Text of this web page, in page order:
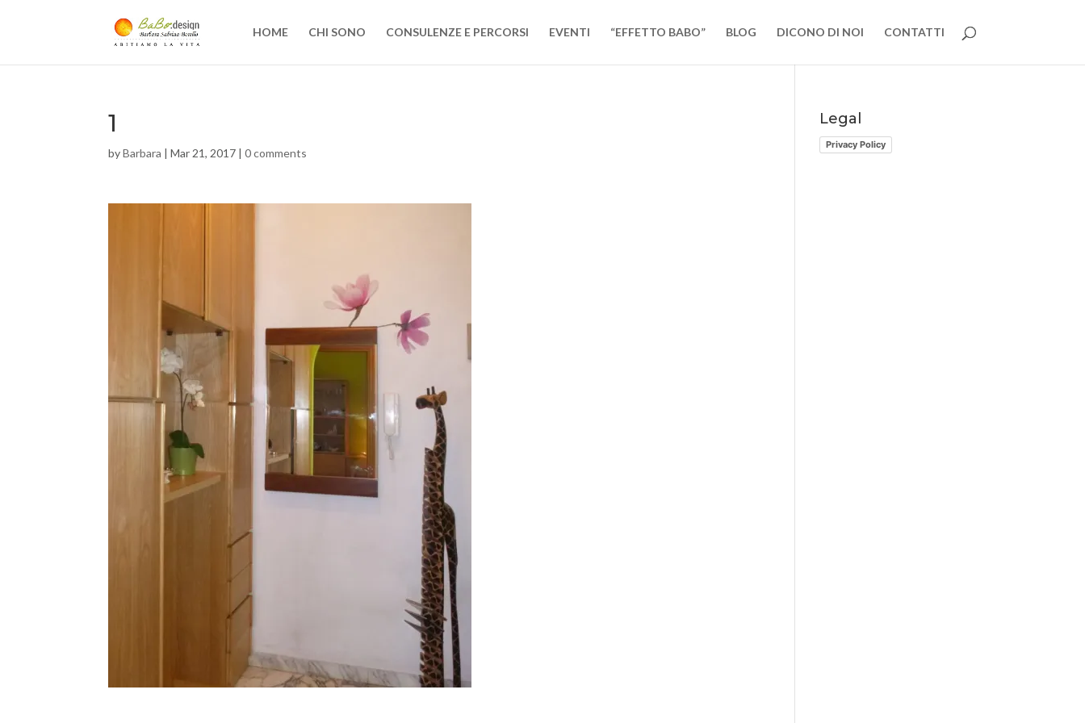
HOME CHI SONO CONSULENZE E PERCORSI EVENTI “EFFETTO BABO” BLOG DICONO DI NOI CONTATTI
1
byBarbara |Mar 21, 2017 |0 comments
Legal
Privacy Policy